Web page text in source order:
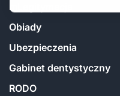
mLegitymacja
Obiady
Ubezpieczenia
Gabinet dentystyczny
RODO